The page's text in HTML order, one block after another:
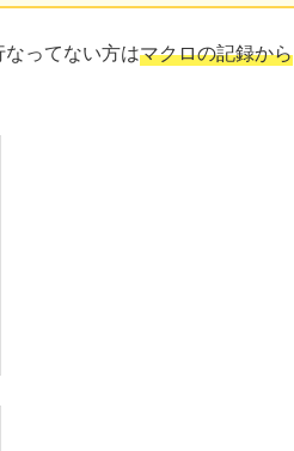
ってない方はマクロの記録から